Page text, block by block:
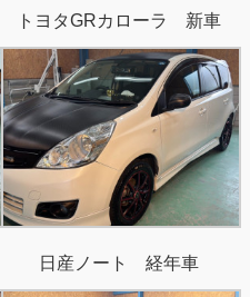
トヨタGRカローラ 新車
日産ノート 経年車